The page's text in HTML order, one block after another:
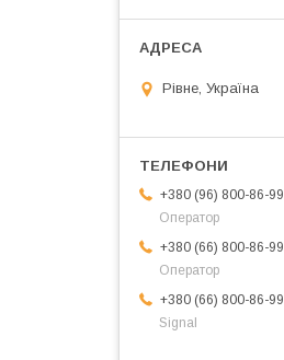
Рівне, Україна
+380 (96) 800-86-99
Оператор
+380 (66) 800-86-99
Оператор
+380 (66) 800-86-99
Signal